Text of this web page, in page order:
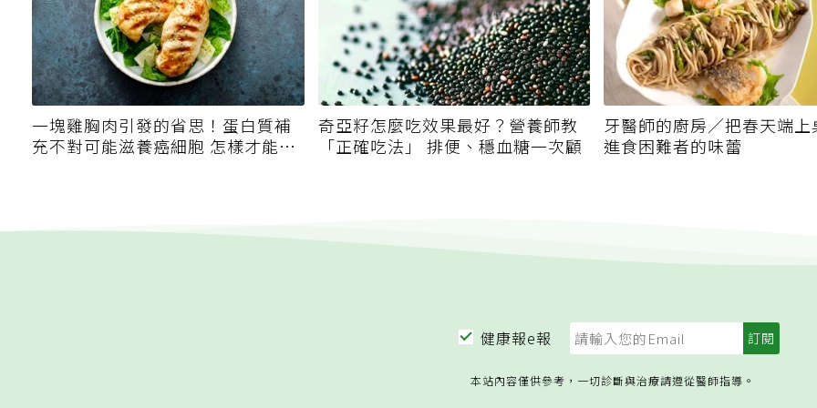
一塊雞胸肉引發的省思！蛋白質補
充不對可能滋養癌細胞 怎樣才能吃
奇亞籽怎麼吃效果最好？營養師教
「正確吃法」 排便、穩血糖一次顧
牙醫師的廚房／把春天端
進食困難者的味蕾
健康報e報
本站內容僅供參考，一切診斷與治療請遵從醫師指導。